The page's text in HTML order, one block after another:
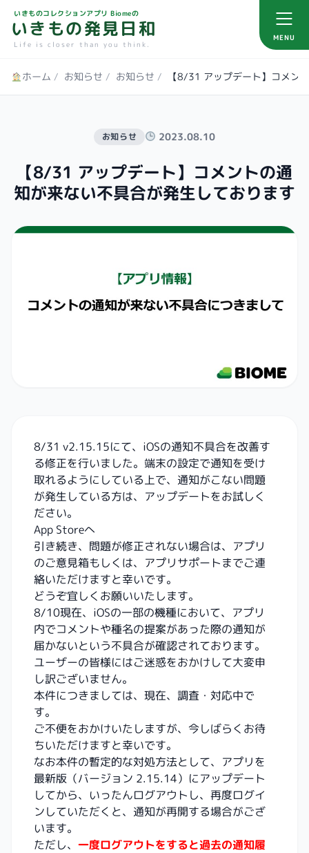
いきものコレクションアプリ Biomeの
いきもの発見日和
Life is closer than you think.
MENU
ホーム / お知らせ / お知らせ / 【8/31 アップデート】コメン
お知らせ 2023.08.10
【8/31 アップデート】コメントの通
知が来ない不具合が発生しております
8/31 v2.15.15にて、iOSの通知不具合を改善す
る修正を行いました。端末の設定で通知を受け
取れるようにしている上で、通知がこない問題
が発生している方は、アップデートをお試しく
ださい。
App Storeへ
引き続き、問題が修正されない場合は、アプリ
のご意見箱もしくは、アプリサポートまでご連
絡いただけますと幸いです。
どうぞ宜しくお願いいたします。
8/10現在、iOSの一部の機種において、アプリ
内でコメントや種名の提案があった際の通知が
届かないという不具合が確認されております。
ユーザーの皆様にはご迷惑をおかけして大変申
し訳ございません。
本件につきましては、現在、調査・対応中で
す。
ご不便をおかけいたしますが、今しばらくお待
ちいただけますと幸いです。
なお本件の暫定的な対処方法として、アプリを
最新版（バージョン 2.15.14）にアップデート
してから、いったんログアウトし、再度ログイ
ンしていただくと、通知が再開する場合がござ
います。
ただし、 一度ログアウトをすると過去の通知履